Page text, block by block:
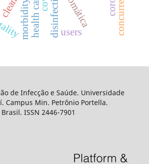
health care disinfection users
morbidity
de Infecção e Saúde. Universidade
Campus Min. Petrônio Portella.
ISSN 2446-7901